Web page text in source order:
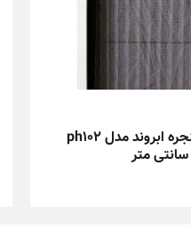
توری درب و پنجره ابروند مدل ph102